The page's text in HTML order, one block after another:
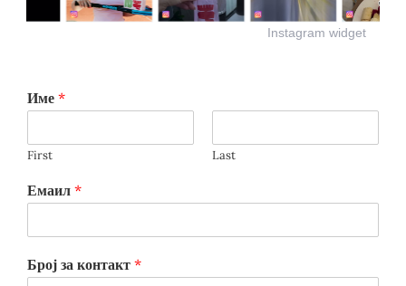
Instagram widget
Име *
First Last
Емаил *
Број за контакт *